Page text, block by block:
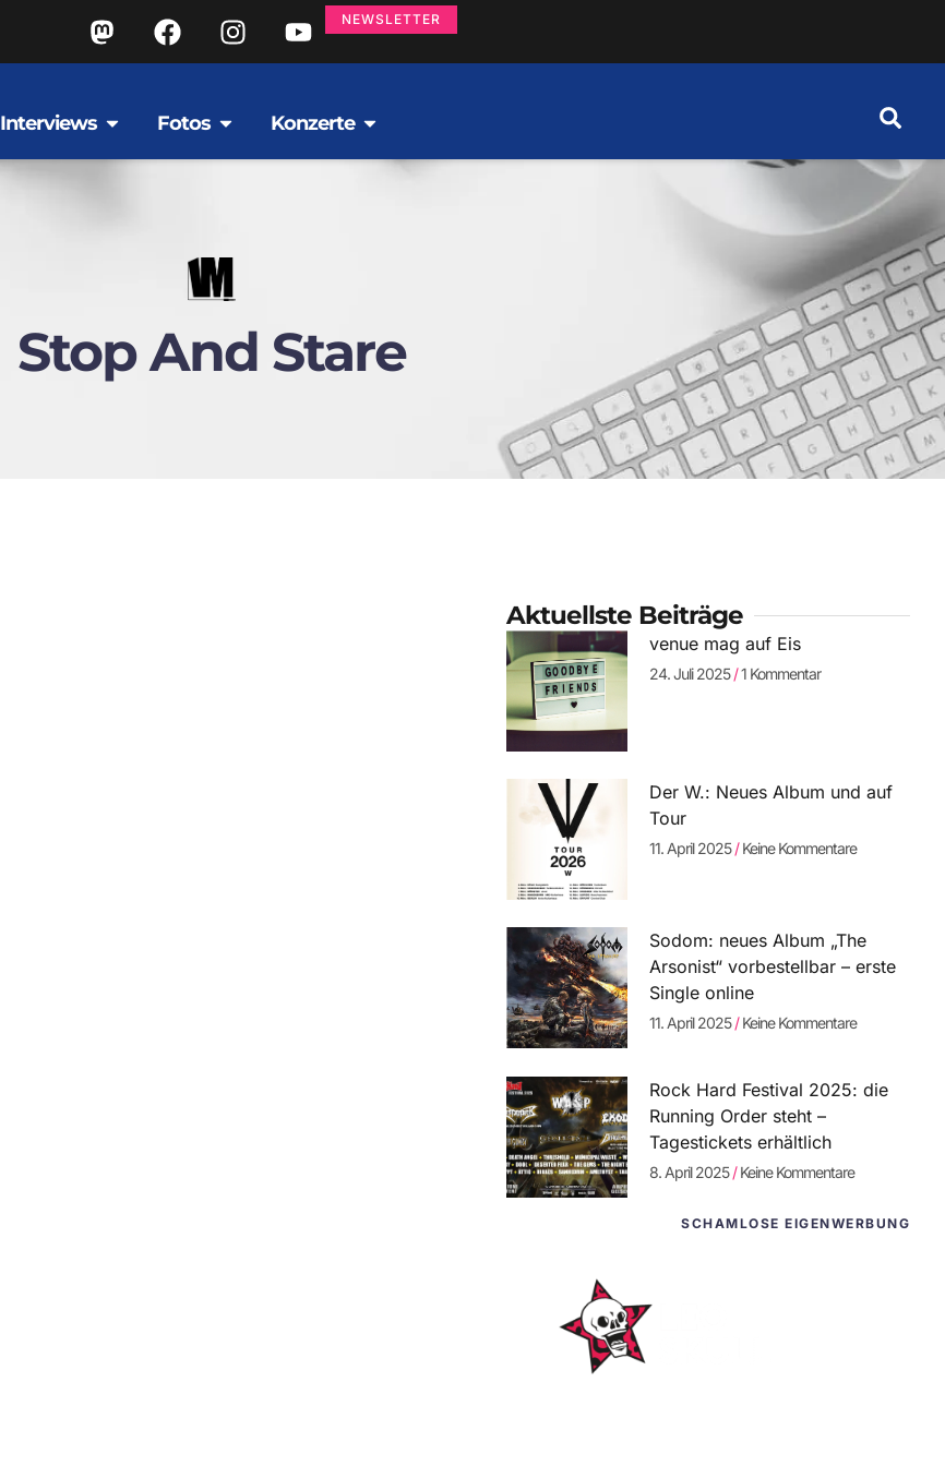
NEWSLETTER
Interviews Fotos Konzerte
Stop And Stare
Aktuellste Beiträge
venue mag auf Eis
24. Juli 2025 1 Kommentar
Der W.: Neues Album und auf
Tour
11. April 2025 Keine Kommentare
Sodom: neues Album „The
Arsonist“ vorbestellbar – erste
Single online
11. April 2025 Keine Kommentare
Rock Hard Festival 2025: die
Running Order steht –
Tagestickets erhältlich
8. April 2025 Keine Kommentare
SCHAMLOSE EIGENWERBUNG